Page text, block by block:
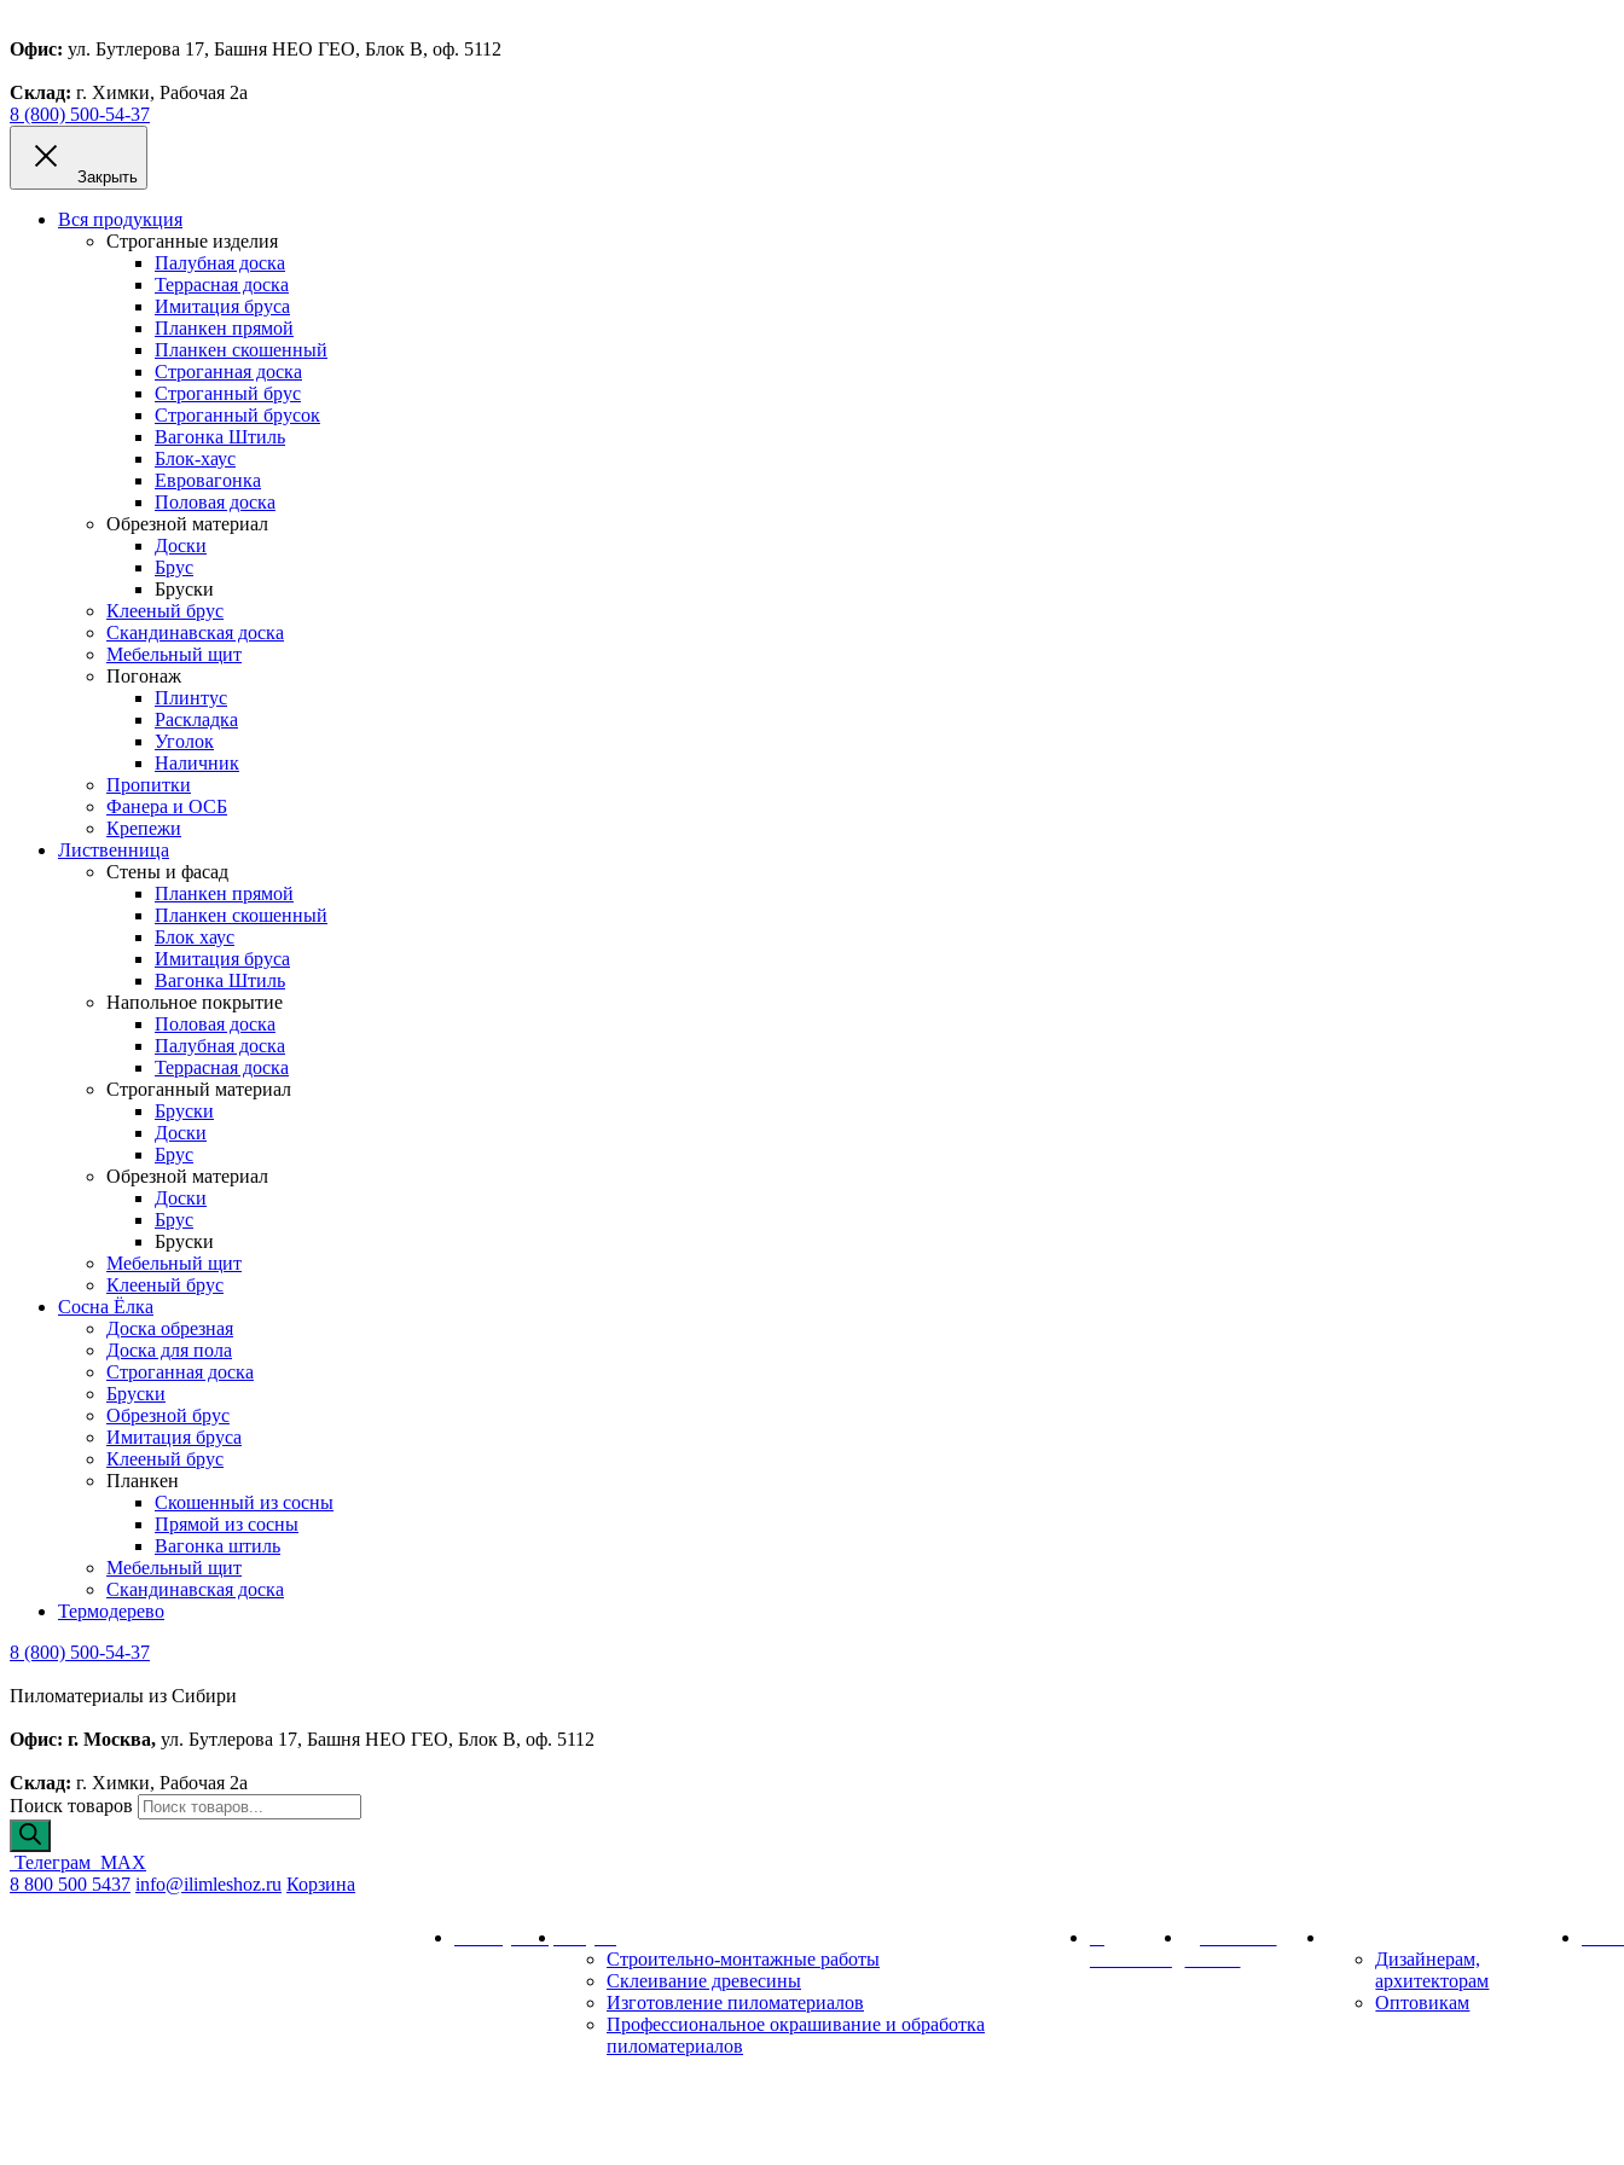
Офис: ул. Бутлерова 17, Башня НЕО ГЕО, Блок В, оф. 5112
Склад: г. Химки, Рабочая 2а
8 (800) 500-54-37
Закрыть
Вся продукция
Строганные изделия
Палубная доска
Террасная доска
Имитация бруса
Планкен прямой
Планкен скошенный
Строганная доска
Строганный брус
Строганный брусок
Вагонка Штиль
Блок-хаус
Евровагонка
Половая доска
Обрезной материал
Доски
Брус
Бруски
Клееный брус
Скандинавская доска
Мебельный щит
Погонаж
Плинтус
Раскладка
Уголок
Наличник
Пропитки
Фанера и ОСБ
Крепежи
Лиственница
Стены и фасад
Планкен прямой
Планкен скошенный
Блок хаус
Имитация бруса
Вагонка Штиль
Напольное покрытие
Половая доска
Палубная доска
Террасная доска
Строганный материал
Бруски
Доски
Брус
Обрезной материал
Доски
Брус
Бруски
Мебельный щит
Клееный брус
Сосна Ёлка
Доска обрезная
Доска для пола
Строганная доска
Бруски
Обрезной брус
Имитация бруса
Клееный брус
Планкен
Скошенный из сосны
Прямой из сосны
Вагонка штиль
Мебельный щит
Скандинавская доска
Термодерево
8 (800) 500-54-37
Пиломатериалы из Сибири
Офис: г. Москва, ул. Бутлерова 17, Башня НЕО ГЕО, Блок В, оф. 5112
Склад: г. Химки, Рабочая 2а
Поиск товаров
Телеграм MAX
8 800 500 5437 info@ilimleshoz.ru Корзина
Калькулятор
Строительно-монтажные работы
Склеивание древесины
Изготовление пиломатериалов
Профессиональное окрашивание и обработка
пиломатериалов
Дизайнерам,
архитекторам
Оптовикам